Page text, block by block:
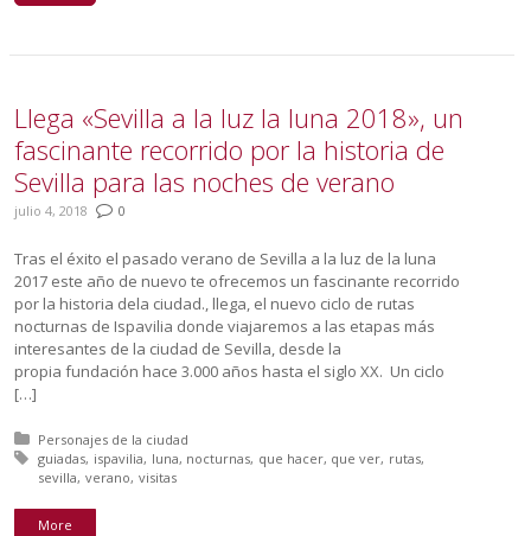
Llega «Sevilla a la luz la luna 2018», un
fascinante recorrido por la historia de
Sevilla para las noches de verano
julio 4, 2018 0
Tras el éxito el pasado verano de Sevilla a la luz de la luna
2017 este año de nuevo te ofrecemos un fascinante recorrido
por la historia dela ciudad., llega, el nuevo ciclo de rutas
nocturnas de Ispavilia donde viajaremos a las etapas más
interesantes de la ciudad de Sevilla, desde la
propia fundación hace 3.000 años hasta el siglo XX. Un ciclo
[…]
Posted in:
Personajes de la ciudad
Tagged with:
guiadas ispavilia luna nocturnas que hacer que ver rutas
sevilla verano visitas
More